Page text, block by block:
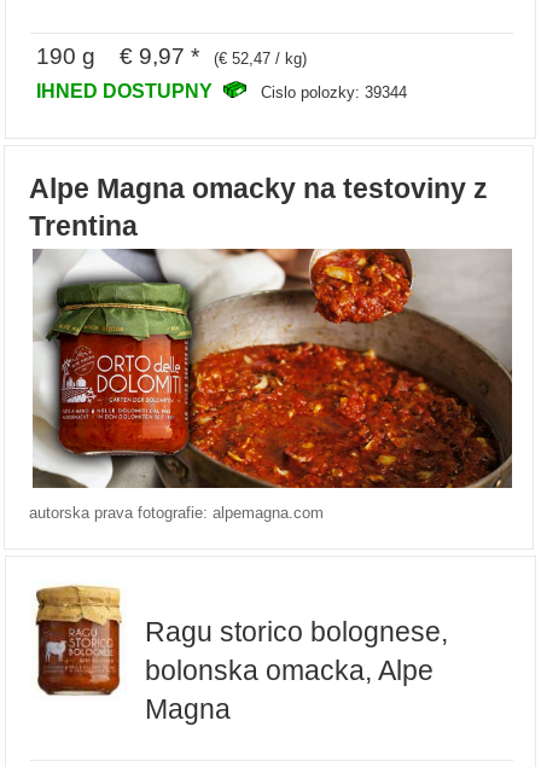
190 g € 9,97 * (€ 52,47 / kg)
IHNED DOSTUPNY Cislo polozky: 39344
Alpe Magna omacky na testoviny z
Trentina
autorska prava fotografie: alpemagna.com
Ragu storico bolognese,
bolonska omacka, Alpe
Magna